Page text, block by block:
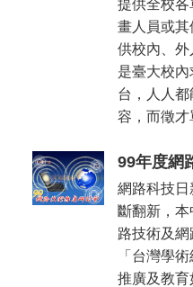
提供全校
畫人員或
供校內、外
是臺大校
台，人人
容，而徵才
99年度網
網路科技
斷翻新，
路技術及
「台灣學
推廣及教